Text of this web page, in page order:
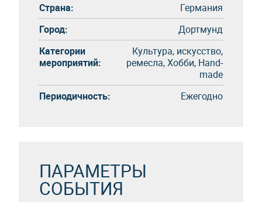
Страна:
Германия
Город:
Дортмунд
Категории
мероприятий:
Культура, искусство,
ремесла, Хобби, Hand-
made
Периодичность:
Eжегоднo
ПАРАМЕТРЫ
СОБЫТИЯ